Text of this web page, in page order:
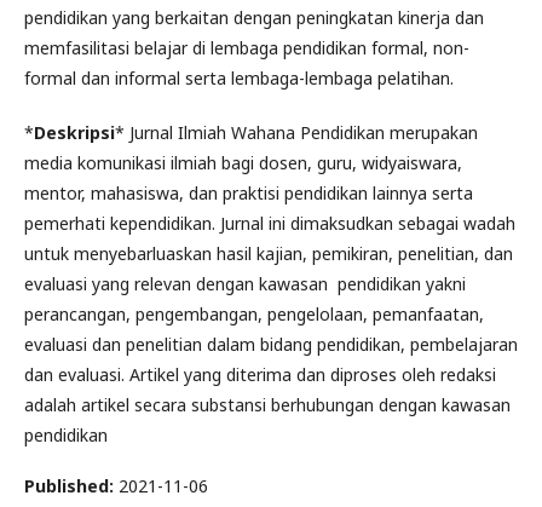
pendidikan yang berkaitan dengan peningkatan kinerja dan
memfasilitasi belajar di lembaga pendidikan formal, non-
formal dan informal serta lembaga-lembaga pelatihan.
*Deskripsi* Jurnal Ilmiah Wahana Pendidikan merupakan
media komunikasi ilmiah bagi dosen, guru, widyaiswara,
mentor, mahasiswa, dan praktisi pendidikan lainnya serta
pemerhati kependidikan. Jurnal ini dimaksudkan sebagai wadah
untuk menyebarluaskan hasil kajian, pemikiran, penelitian, dan
evaluasi yang relevan dengan kawasan pendidikan yakni
perancangan, pengembangan, pengelolaan, pemanfaatan,
evaluasi dan penelitian dalam bidang pendidikan, pembelajaran
dan evaluasi. Artikel yang diterima dan diproses oleh redaksi
adalah artikel secara substansi berhubungan dengan kawasan
pendidikan
Published: 2021-11-06